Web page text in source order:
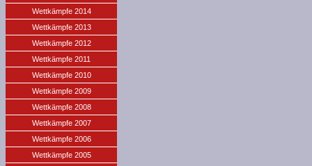
Wettkämpfe 2014
Wettkämpfe 2013
Wettkämpfe 2012
Wettkämpfe 2011
Wettkämpfe 2010
Wettkämpfe 2009
Wettkämpfe 2008
Wettkämpfe 2007
Wettkämpfe 2006
Wettkämpfe 2005